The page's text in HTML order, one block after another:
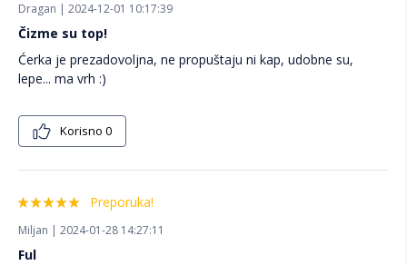
Dragan | 2024-12-01 10:17:39
Čizme su top!
Ćerka je prezadovoljna, ne propuštaju ni kap, udobne su,
lepe... ma vrh :)
Korisno 0
Preporuka!
Miljan | 2024-01-28 14:27:11
Ful